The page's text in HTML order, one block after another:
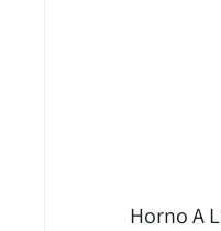
Horno A